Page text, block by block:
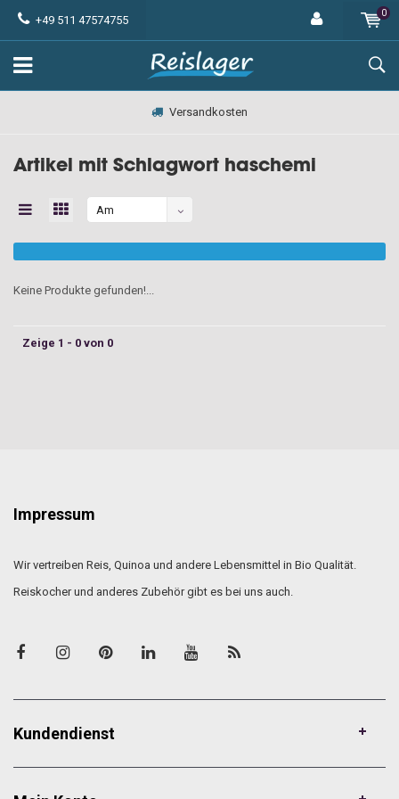
+49 511 47574755
0
Versandkosten
Artikel mit Schlagwort haschemi
Am
angesehen
Keine Produkte gefunden!...
Zeige 1 - 0 von 0
Impressum
Wir vertreiben Reis, Quinoa und andere Lebensmittel in Bio Qualität.
Reiskocher und anderes Zubehör gibt es bei uns auch.
Kundendienst